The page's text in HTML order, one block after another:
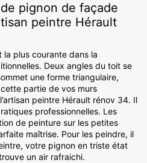
pignon de façade
peintre Hérault
plus courante dans la
Deux angles du toit se
une forme triangulaire,
partie de vos murs
peintre Hérault rénov 34. Il
professionnelles. Les
de peinture sur les petites
maîtrise. Pour les peindre, il
votre pignon en triste état
un air rafraichi.